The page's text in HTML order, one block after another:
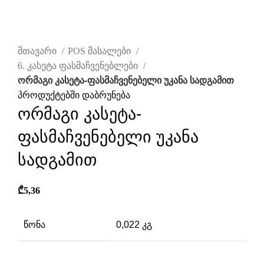
მთავარი
POS მასალები
6. კასეტა ფასმაჩვენებლები
ორმაგი კასეტა-ფასმაჩვენებელი უკანა სადგამით
პროდუქტებში დაბრუნება
ორმაგი კასეტა-
ფასმაჩვენებელი უკანა
სადგამით
₾5,36
წონა 0,022 კგ